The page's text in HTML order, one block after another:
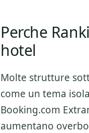
Perche
hotel
Molte strutture
come un tema
Booking.com
aumentano